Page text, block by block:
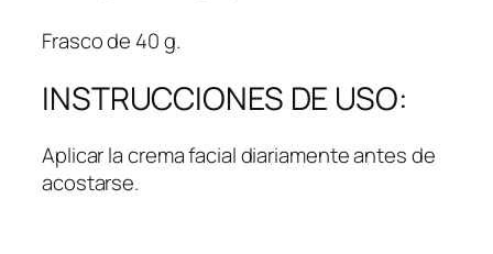
Frasco de 40 g.
INSTRUCCIONES DE USO:
Aplicar la crema facial diariamente antes de
acostarse.